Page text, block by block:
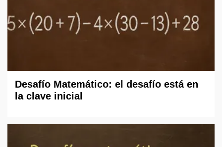
Desafío Matemático: el desafío está en
la clave inicial